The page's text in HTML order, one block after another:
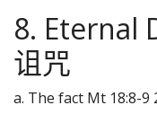
8. Eternal
诅咒
a. The fact Mt 18:8-9